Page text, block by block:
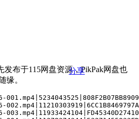
发布于115网盘资源，PikPak网盘也
缘。
分享